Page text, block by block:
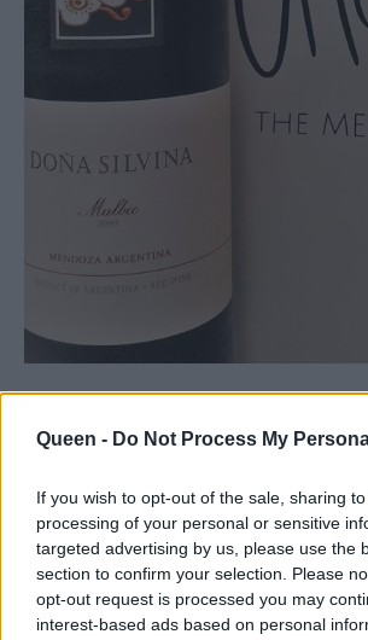
Queen - Do Not Process My
If you wish to opt-out of the sale, sharing
processing of your personal or sensitive
targeted advertising by us, please use the
section to confirm your selection. Please
opt-out request is processed you may
interest-based ads based on personal
Doña Silvina Rosado Malbec 2014
CHEFI STYLE γαρίδα-κολοκύθι,
ζελέ teriyaki
Doña Silvina Fresh Malbec 2013